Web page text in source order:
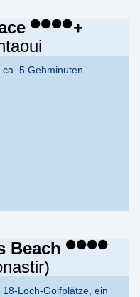
+
5 Gehminuten
Beach
Loch-Golfplätze, ein